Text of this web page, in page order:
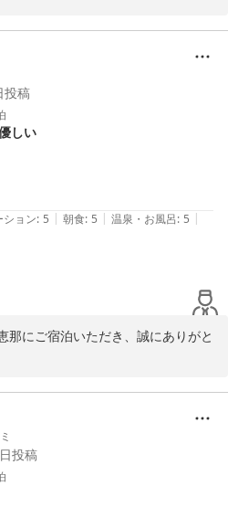
脈」のロケ地となるほど自然環境が
地域の方々の人柄も柔らかい印象を
なしをお届けできるように励んで
りの際は、ぜひ当ホテルをご利用
りがとうございました。
投稿
しい
ション: 5 | 朝食: 5 | 温泉・お風呂: 5 |
那にご宿泊いただき、誠にありがと
トラン・客室清掃の全スタッフが心
お過ごしいただけるように励んでお
とおっしゃっていただけたら、なお
投稿